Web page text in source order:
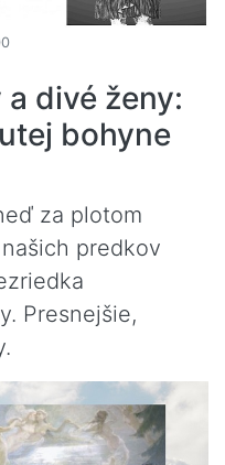
divé ženy:
bohyne
za plotom
predkov
Presnejšie,